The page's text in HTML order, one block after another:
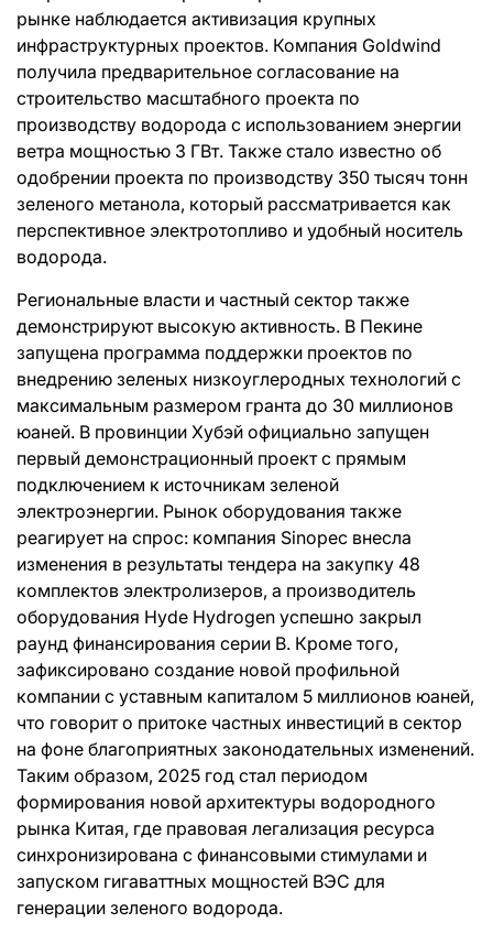
рынке наблюдается активизация крупных
инфраструктурных проектов. Компания Goldwind
получила предварительное согласование на
строительство масштабного проекта по
производству водорода с использованием энергии
ветра мощностью 3 ГВт. Также стало известно об
одобрении проекта по производству 350 тысяч тонн
зеленого метанола, который рассматривается как
перспективное электротопливо и удобный носитель
водорода.
Региональные власти и частный сектор также
демонстрируют высокую активность. В Пекине
запущена программа поддержки проектов по
внедрению зеленых низкоуглеродных технологий с
максимальным размером гранта до 30 миллионов
юаней. В провинции Хубэй официально запущен
первый демонстрационный проект с прямым
подключением к источникам зеленой
электроэнергии. Рынок оборудования также
реагирует на спрос: компания Sinopec внесла
изменения в результаты тендера на закупку 48
комплектов электролизеров, а производитель
оборудования Hyde Hydrogen успешно закрыл
раунд финансирования серии B. Кроме того,
зафиксировано создание новой профильной
компании с уставным капиталом 5 миллионов юаней,
что говорит о притоке частных инвестиций в сектор
на фоне благоприятных законодательных изменений.
Таким образом, 2025 год стал периодом
формирования новой архитектуры водородного
рынка Китая, где правовая легализация ресурса
синхронизирована с финансовыми стимулами и
запуском гигаваттных мощностей ВЭС для
генерации зеленого водорода.